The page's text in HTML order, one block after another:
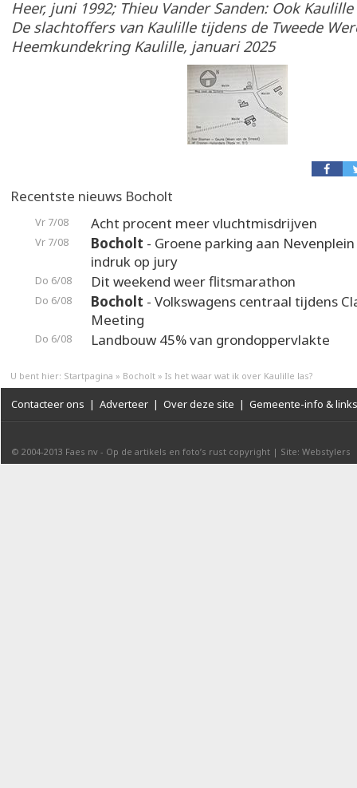
Heer, juni 1992; Thieu Vander Sanden: Ook
De slachtoffers van Kaulille tijdens de Tweede
Heemkundekring Kaulille, januari 2025
Recentste nieuws Bocholt
Vr 7/08 Acht procent meer vluchtmisdrijven
Vr 7/08 Bocholt - Groene parking aan
indruk op jury
Do 6/08 Dit weekend weer flitsmarathon
Do 6/08 Bocholt - Volkswagens centraal tijdens
Meeting
Do 6/08 Landbouw 45% van grondoppervlakte
U bent hier: Startpagina » Bocholt » Is het waar wat ik over Kaulille las?
Contacteer ons | Adverteer | Over deze site | Gemeente-info & links
© 2004-2013 Faes nv - Op de artikels en foto’s rust copyright | Site: Webstylers